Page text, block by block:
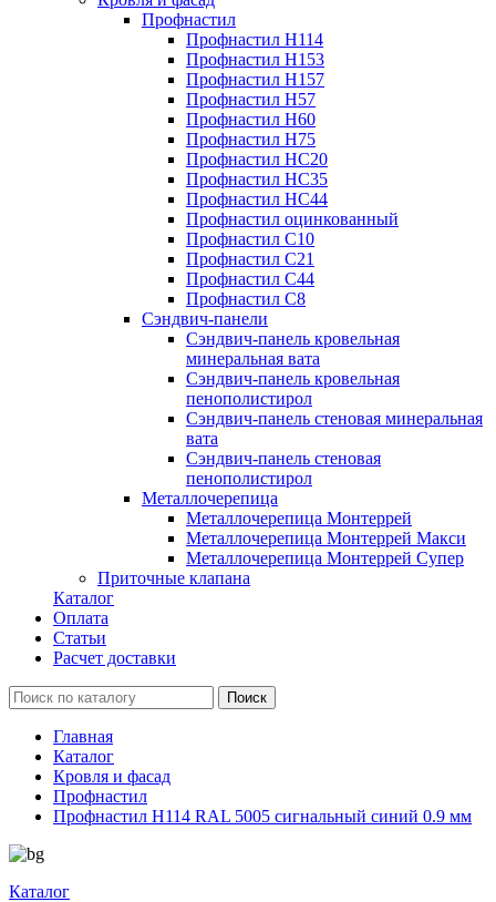
Профнастил
Профнастил Н114
Профнастил Н153
Профнастил Н157
Профнастил Н57
Профнастил Н60
Профнастил Н75
Профнастил НС20
Профнастил НС35
Профнастил НС44
Профнастил оцинкованный
Профнастил С10
Профнастил С21
Профнастил С44
Профнастил С8
Сэндвич-панели
Сэндвич-панель кровельная
минеральная вата
Сэндвич-панель кровельная
пенополистирол
Сэндвич-панель стеновая минеральная
вата
Сэндвич-панель стеновая
пенополистирол
Металлочерепица
Металлочерепица Монтеррей
Металлочерепица Монтеррей Макси
Металлочерепица Монтеррей Супер
Приточные клапана
Каталог
Оплата
Статьи
Расчет доставки
Главная
Каталог
Кровля и фасад
Профнастил
Профнастил Н114 RAL 5005 сигнальный синий 0.9 мм
Каталог